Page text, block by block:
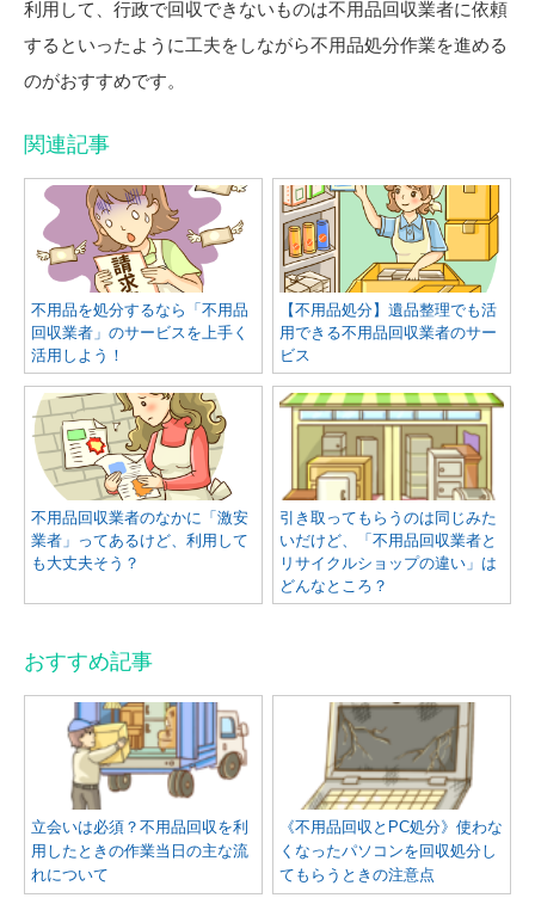
利用して、行政で回収できないものは不用品回収業者に依頼
するといったように工夫をしながら不用品処分作業を進める
のがおすすめです。
関連記事
不用品を処分するなら「不用品
回収業者」のサービスを上手く
活用しよう！
【不用品処分】遺品整理でも活
用できる不用品回収業者のサー
ビス
不用品回収業者のなかに「激安
業者」ってあるけど、利用して
も大丈夫そう？
引き取ってもらうのは同じみた
いだけど、「不用品回収業者と
リサイクルショップの違い」は
どんなところ？
おすすめ記事
立会いは必須？不用品回収を利
用したときの作業当日の主な流
れについて
《不用品回収とPC処分》使わな
くなったパソコンを回収処分し
てもらうときの注意点